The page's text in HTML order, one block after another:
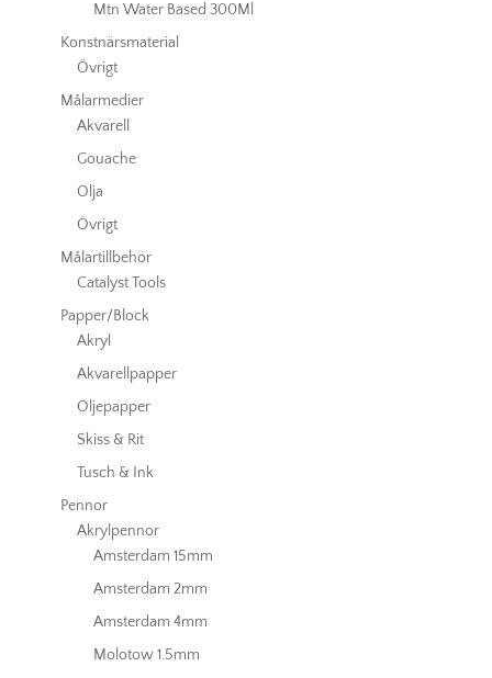
Mtn Water Based 300Ml
Konstnärsmaterial
Övrigt
Målarmedier
Akvarell
Gouache
Olja
Övrigt
Målartillbehör
Catalyst Tools
Papper/Block
Akryl
Akvarellpapper
Oljepapper
Skiss & Rit
Tusch & Ink
Pennor
Akrylpennor
Amsterdam 15mm
Amsterdam 2mm
Amsterdam 4mm
Molotow 1.5mm